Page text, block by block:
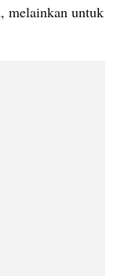
melainkan untuk